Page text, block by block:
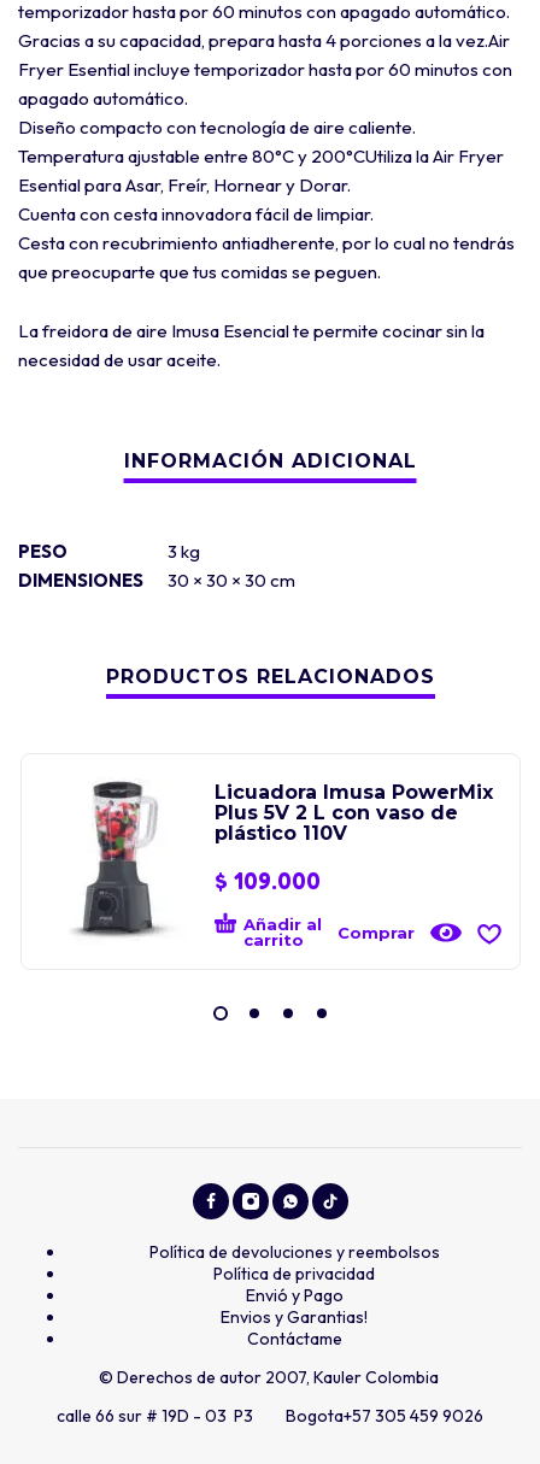
temporizador hasta por 60 minutos con apagado automático.
Gracias a su capacidad, prepara hasta 4 porciones a la vez.Air
Fryer Esential incluye temporizador hasta por 60 minutos con
apagado automático.
Diseño compacto con tecnología de aire caliente.
Temperatura ajustable entre 80°C y 200°CUtiliza la Air Fryer
Esential para Asar, Freír, Hornear y Dorar.
Cuenta con cesta innovadora fácil de limpiar.
Cesta con recubrimiento antiadherente, por lo cual no tendrás
que preocuparte que tus comidas se peguen.
La freidora de aire Imusa Esencial te permite cocinar sin la
necesidad de usar aceite.
PESO
3 kg
DIMENSIONES
30 × 30 × 30 cm
PRODUCTOS RELACIONADOS
Licuadora Imusa PowerMix
Plus 5V 2 L con vaso de
plástico 110V
$ 109.000
Añadir al
carrito
Comprar
Política de devoluciones y reembolsos
Política de privacidad
Envió y Pago
Envios y Garantias!
Contáctame
© Derechos de autor 2007, Kauler Colombia
calle 66 sur # 19D - 03 P3 Bogota+57 305 459 9026